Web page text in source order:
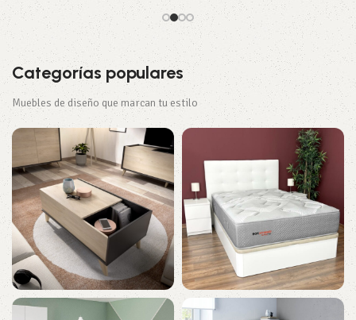
Categorías populares
Muebles de diseño que marcan tu estilo
Salón Y Comedor Dormitorio